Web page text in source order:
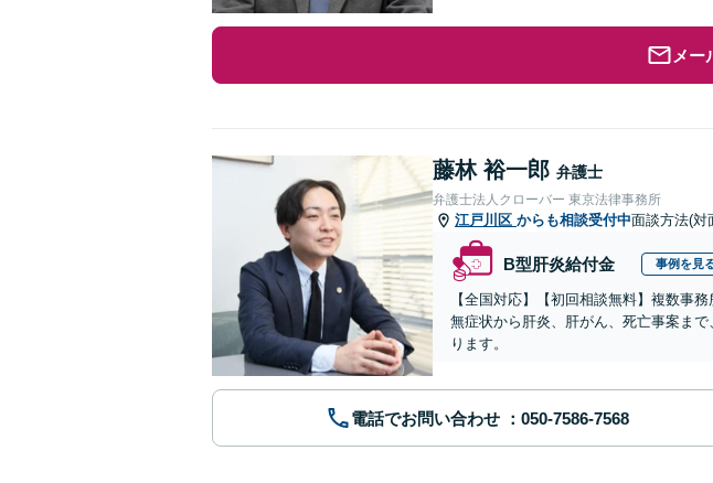
メー
藤林 裕一郎 弁護士
弁護士法人クローバー 東京法律事務所
江戸川区 からも相談受付中面談方法(対
B型肝炎給付金 事例を見
【全国対応】【初回相談無料】複数事
無症状から肝炎、肝がん、死亡事案ま
ります。
電話でお問い合わせ